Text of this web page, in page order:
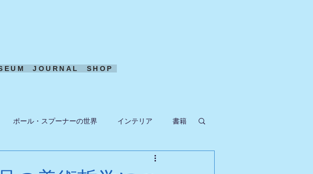
JOURNAL SHOP
ポール・スプーナーの世界 インテリア 書籍